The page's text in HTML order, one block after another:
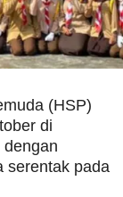
(HSP)
di
serentak pada